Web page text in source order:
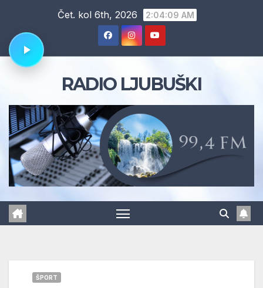
content
Čet. kol 6th, 2026 2:04:10 AM
RADIO LJUBUŠKI
ŠPORT